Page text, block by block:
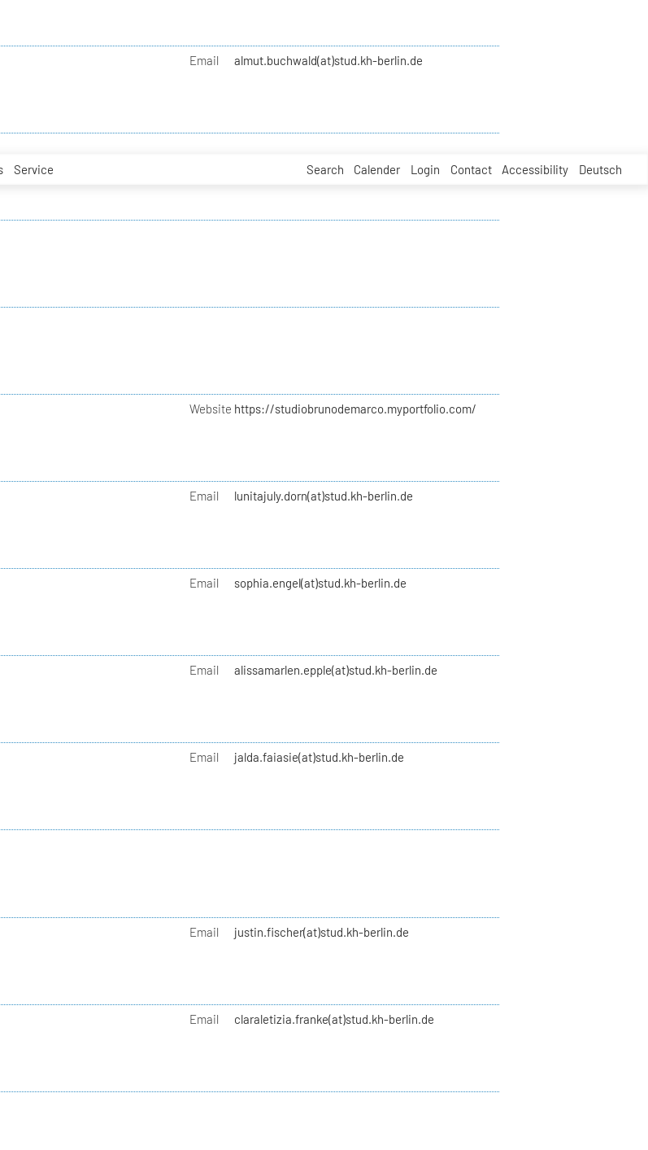
Service Search Calender Login Contact Accessibility Deutsch
Email almut.buchwald(at)stud.kh-berlin.de
Website https://studiobrunodemarco.myportfolio.com/
Email lunitajuly.dorn(at)stud.kh-berlin.de
Email sophia.engel(at)stud.kh-berlin.de
Email alissamarlen.epple(at)stud.kh-berlin.de
Email jalda.faiasie(at)stud.kh-berlin.de
Email justin.fischer(at)stud.kh-berlin.de
Email claraletizia.franke(at)stud.kh-berlin.de